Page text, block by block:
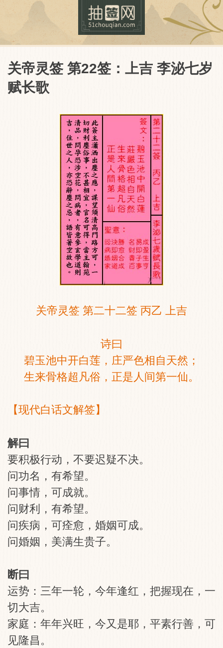
抽签网
关帝灵签 第22签：上吉 李泌七岁
赋长歌
关帝灵签 第二十二签 丙乙 上吉
诗曰
碧玉池中开白莲，庄严色相自天然；
生来骨格超凡俗，正是人间第一仙。
【现代白话文解签】
解曰
要积极行动，不要迟疑不决。
问功名，有希望。
问事情，可成就。
问财利，有希望。
问疾病，可痊愈，婚姻可成。
问婚姻，美满生贵子。
断曰
运势：三年一轮，今年逢红，把握现在，一
切大吉。
家庭：年年兴旺，今又是耶，平素行善，可
见隆昌。